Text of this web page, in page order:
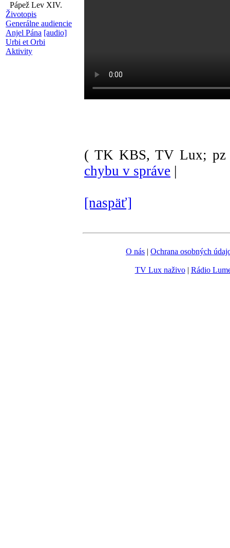
Pápež Lev XIV.
Životopis
Generálne audiencie
Anjel Pána [audio]
Urbi et Orbi
Aktivity
( TK KBS, TV Lux; pz
chybu v správe |
[naspäť]
O nás | Ochrana osobných
TV Lux naživo| Rádio